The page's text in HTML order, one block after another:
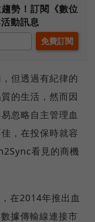
勢！訂閱《數位
動訊息
但透過有紀律的
的生活，然而因
忽略自主管理血
，在投保時就容
看見的商機
在2014年推出血
據傳輸線連接市